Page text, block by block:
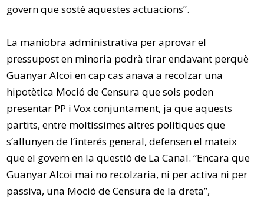
govern que sosté aquestes actuacions”.
La maniobra administrativa per aprovar el
pressupost en minoria podrà tirar endavant perquè
Guanyar Alcoi en cap cas anava a recolzar una
hipotètica Moció de Censura que sols poden
presentar PP i Vox conjuntament, ja que aquests
partits, entre moltíssimes altres polítiques que
s’allunyen de l’interés general, defensen el mateix
que el govern en la qüestió de La Canal. “Encara que
Guanyar Alcoi mai no recolzaria, ni per activa ni per
passiva, una Moció de Censura de la dreta”,